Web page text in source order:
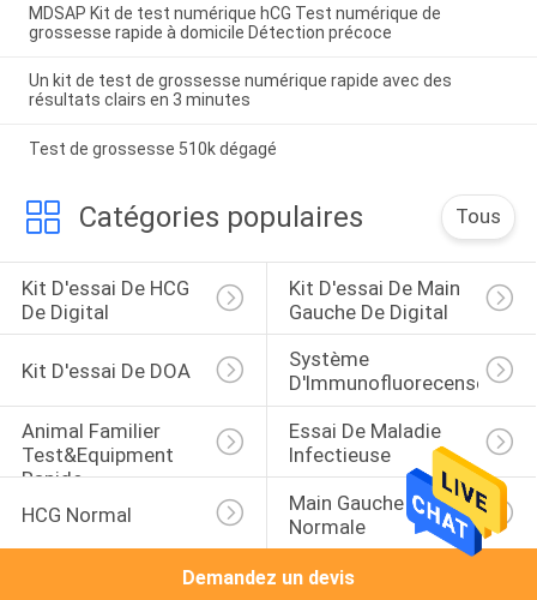
MDSAP Kit de test numérique hCG Test numérique de
grossesse rapide à domicile Détection précoce
Un kit de test de grossesse numérique rapide avec des
résultats clairs en 3 minutes
Test de grossesse 510k dégagé
Catégories populaires Tous
Kit D'essai De HCG
De Digital
Kit D'essai De Main
Gauche De Digital
Kit D'essai De DOA
Système
D'Immunofluorecense
Animal Familier
Test&Equipment
Rapide
Essai De Maladie
Infectieuse
HCG Normal
Main Gauche
Normale
Demandez un devis